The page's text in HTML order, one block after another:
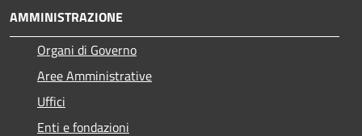
AMMINISTRAZIONE
Organi di Governo
Aree Amministrative
Uffici
Enti e fondazioni